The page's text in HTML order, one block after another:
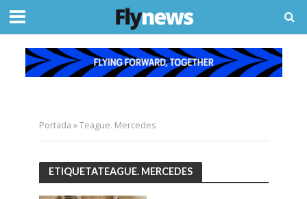
Portada »Teague. Mercedes
ETIQUETATEAGUE. MERCEDES